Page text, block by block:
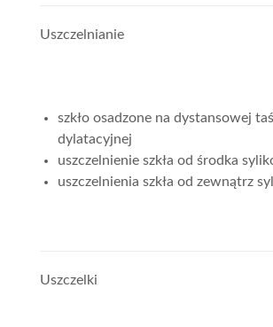
Uszczelnianie
szkło osadzone na dystansowej
dylatacyjnej
uszczelnienie szkła od środka
uszczelnienia szkła od zewnątrz
Uszczelki